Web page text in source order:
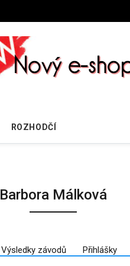
ROZHODČÍ
Barbora Málková
Výsledky závodů Přihlášky